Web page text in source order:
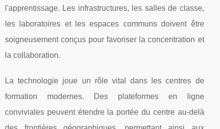
l'apprentissage. Les infrastructures, les salles de classe,
les laboratoires et les espaces communs doivent être
soigneusement conçus pour favoriser la concentration et
la collaboration.
La technologie joue un rôle vital dans les centres de
formation modernes. Des plateformes en ligne
conviviales peuvent étendre la portée du centre au-delà